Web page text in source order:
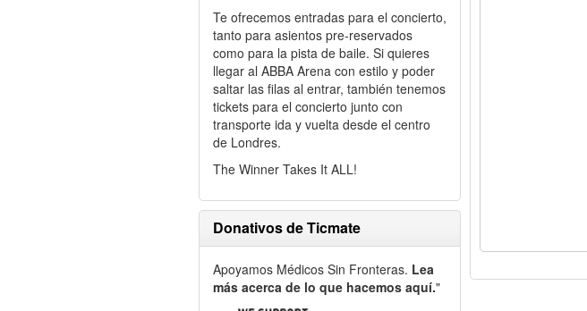
Te ofrecemos entradas para el concierto,
tanto para asientos pre-reservados
como para la pista de baile. Si quieres
llegar al ABBA Arena con estilo y poder
saltar las filas al entrar, también tenemos
tickets para el concierto junto con
transporte ida y vuelta desde el centro
de Londres.
The Winner Takes It ALL!
Donativos de Ticmate
Apoyamos Médicos Sin Fronteras. Lea
más acerca de lo que hacemos aquí."